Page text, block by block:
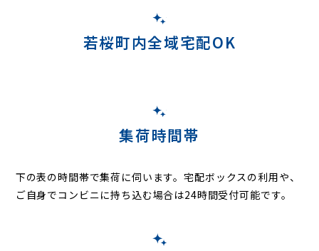
若桜町内全域宅配OK
集荷時間帯
下の表の時間帯で集荷に伺います。宅配ボックスの利用や、
ご自身でコンビニに持ち込む場合は24時間受付可能です。